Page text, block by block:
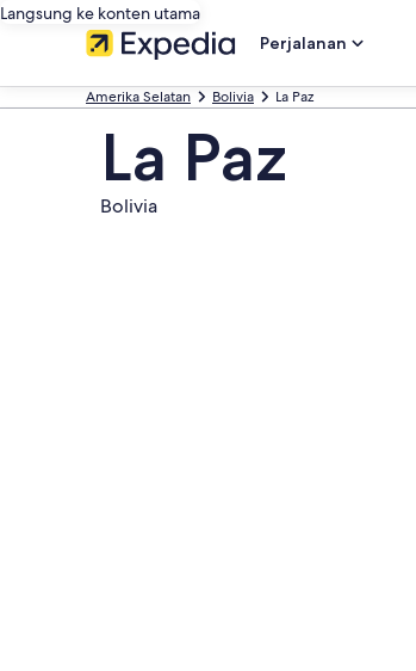
Langsung ke konten utama
Perjalanan
Amerika Selatan Bolivia La Paz
La Paz
Bolivia